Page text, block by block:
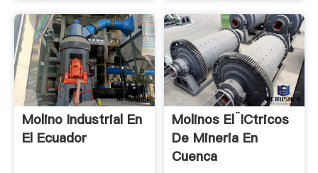
Molino Industrial En
El Ecuador
Molinos El¨¦ctricos
De Mineria En
Cuenca